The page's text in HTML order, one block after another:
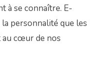
à se connaître. E-
personnalité que les
au cœur de nos